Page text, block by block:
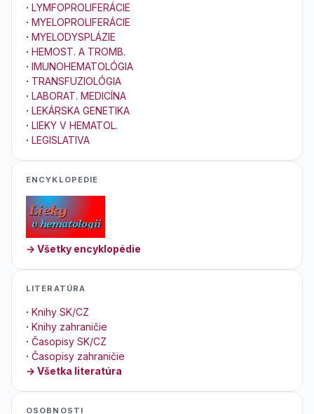
· LYMFOPROLIFERÁCIE
· MYELOPROLIFERÁCIE
· MYELODYSPLÁZIE
· HEMOST. A TROMB.
· IMUNOHEMATOLÓGIA
· TRANSFUZIOLÓGIA
· LABORAT. MEDICÍNA
· LEKÁRSKA GENETIKA
· LIEKY V HEMATOL.
· LEGISLATIVA
ENCYKLOPEDIE
→ Všetky encyklopédie
LITERATÚRA
· Knihy SK/CZ
· Knihy zahraničie
· Časopisy SK/CZ
· Časopisy zahraničie
→ Všetka literatúra
OSOBNOSTI